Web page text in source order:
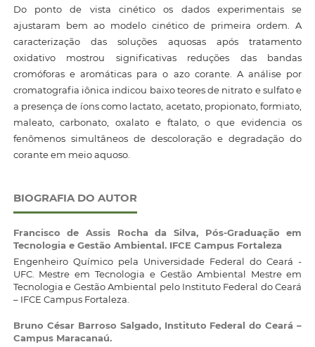
Do ponto de vista cinético os dados experimentais se
ajustaram bem ao modelo cinético de primeira ordem. A
caracterização das soluções aquosas após tratamento
oxidativo mostrou significativas reduções das bandas
cromóforas e aromáticas para o azo corante. A análise por
cromatografia iônica indicou baixo teores de nitrato e sulfato e
a presença de íons como lactato, acetato, propionato, formiato,
maleato, carbonato, oxalato e ftalato, o que evidencia os
fenômenos simultâneos de descoloração e degradação do
corante em meio aquoso.
BIOGRAFIA DO AUTOR
Francisco de Assis Rocha da Silva, Pós-Graduação em
Tecnologia e Gestão Ambiental. IFCE Campus Fortaleza
Engenheiro Químico pela Universidade Federal do Ceará -
UFC. Mestre em Tecnologia e Gestão Ambiental Mestre em
Tecnologia e Gestão Ambiental pelo Instituto Federal do Ceará
– IFCE Campus Fortaleza.
Bruno César Barroso Salgado, Instituto Federal do Ceará –
Campus Maracanaú.